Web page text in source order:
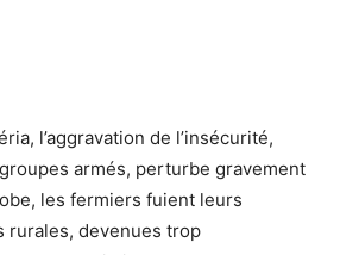
l’aggravation de l’insécurité,
armés, perturbe gravement
les fermiers fuient leurs
rurales, devenues trop